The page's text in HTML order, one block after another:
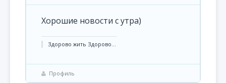
Хорошие новости с утра)
Здорово жить Здорово...
Профиль